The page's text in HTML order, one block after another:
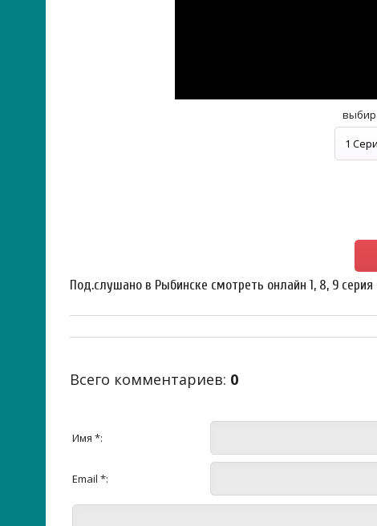
Под.слушано в Рыбинске смотреть онлайн 1, 8, 9 серия
Всего комментариев: 0
Имя *:
Email *: